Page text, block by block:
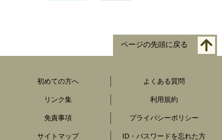
ページの先頭に戻る
初めての方へ よくある質問
リンク集 利用規約
免責事項 プライバシーポリシー
サイトマップ ID・パスワードを忘れた方